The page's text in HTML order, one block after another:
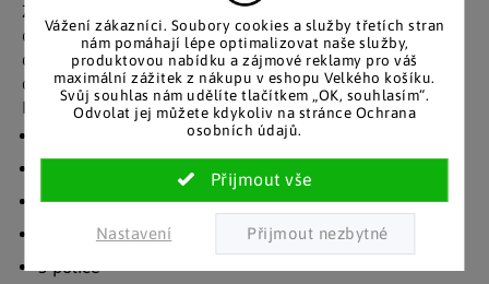
Vážení zákazníci. Soubory cookies a služby třetích stran
nám pomáhají lépe optimalizovat naše služby,
produktovou nabídku a zájmové reklamy pro váš
maximální zážitek z nákupu v eshopu Velkého košíku.
Svůj souhlas nám udělíte tlačítkem „OK, souhlasím“.
Odvolat jej můžete kdykoliv na stránce Ochrana
osobních údajů.
Nastavení
Závěsná vitrína Mandosa značky VCM vám pomůže
odstranit z dosahu dětí či zvířecích mazlíčků cenné
drobnosti. A určitě bude skvělým oživením zdi. Skleněná
dvířka pak dávají závěsné skříňce vzdušnost.
Přednosti:
dvířka a police z tvrzeného bezpečnostního skla ESG
rychlé a bezpečné upevnění na stěnu
korpus v imitaci dřeva
stabilní zadní deska
3 police